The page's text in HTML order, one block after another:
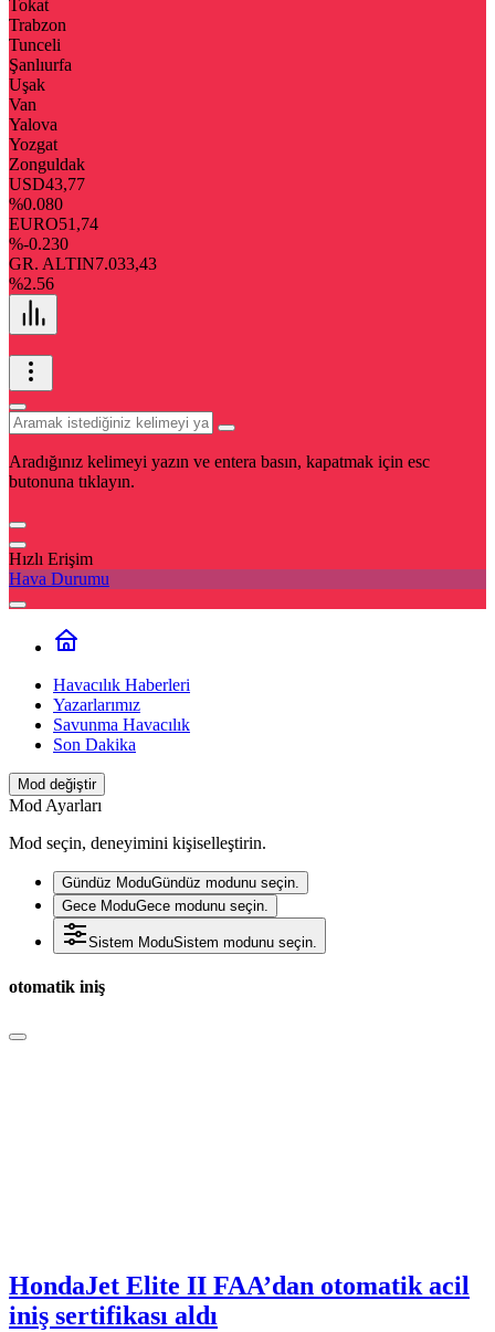
Tokat
Trabzon
Tunceli
Şanlıurfa
Uşak
Van
Yalova
Yozgat
Zonguldak
USD43,77
%0.080
EURO51,74
%-0.230
GR. ALTIN7.033,43
%2.56
Aradığınız kelimeyi yazın ve entera basın, kapatmak için esc
butonuna tıklayın.
Hızlı Erişim
Hava Durumu
Havacılık Haberleri
Yazarlarımız
Savunma Havacılık
Son Dakika
Mod değiştir
Mod Ayarları
Mod seçin, deneyimini kişiselleştirin.
Gündüz ModuGündüz modunu seçin.
Gece ModuGece modunu seçin.
Sistem ModuSistem modunu seçin.
otomatik iniş
HondaJet Elite II FAA’dan otomatik acil
iniş sertifikası aldı